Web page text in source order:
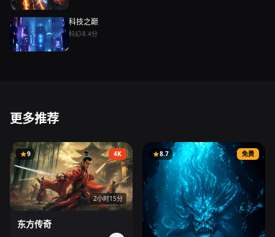
科技之巅
科幻 8.4分
更多推荐
4K
9
2小时15分
东方传奇
免费
8.7